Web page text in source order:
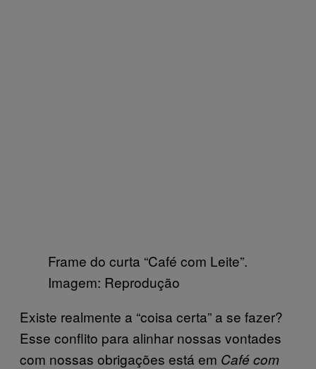
Frame do curta “Café com Leite”.
Imagem: Reprodução
Existe realmente a “coisa certa” a se fazer?
Esse conflito para alinhar nossas vontades
com nossas obrigações está em Café com